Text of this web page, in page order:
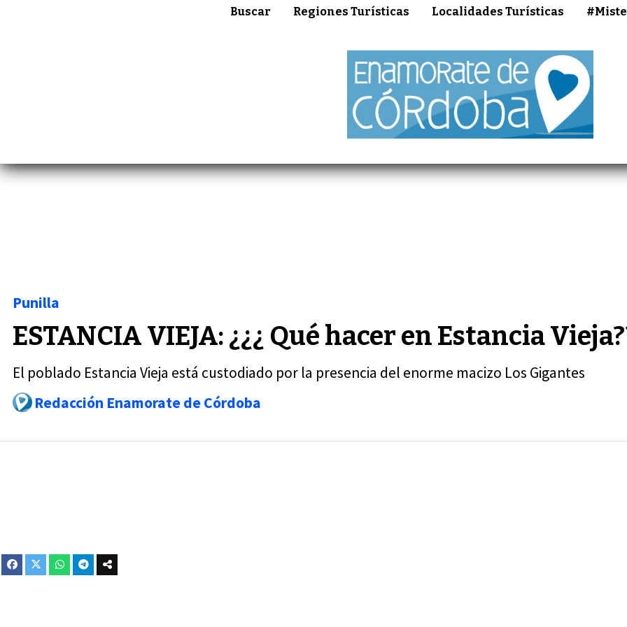
Buscar Regiones Turísticas Localidades Turísticas
ESTANCIA VIEJA: ¿¿¿ Qué hacer en Estancia
El poblado Estancia Vieja está custodiado por la presencia del enorme macizo Los Gigantes
Punilla
Redacción Enamorate de Córdoba